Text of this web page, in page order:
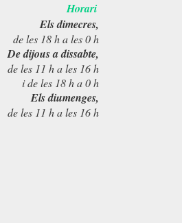
Horari
Els dimecres,
de les 18 h a les 0 h
De dijous a dissabte,
de les 11 h a les 16 h
i de les 18 h a 0 h
Els diumenges,
de les 11 h a les 16 h